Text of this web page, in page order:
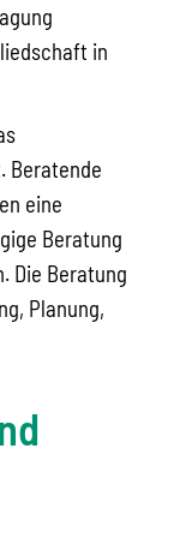
in
Beratende
eine
Beratung
Die Beratung
Planung,